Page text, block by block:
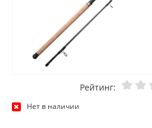
Рейтинг:
Нет в наличии